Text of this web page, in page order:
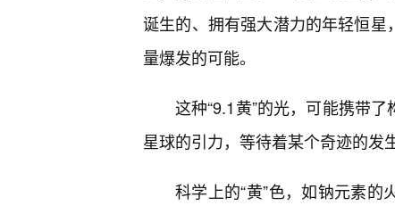
诞生的、拥有强大潜力的年轻恒
量爆发的可能。
这种“9.1黄”的光，可能携带
星球的引力，等待着某个奇迹的发
科学上的“黄”色，如钠元素